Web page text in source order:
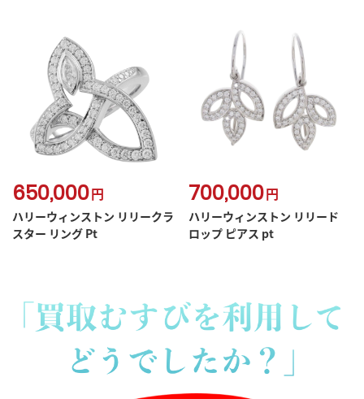
650,000円
ハリーウィンストン リリークラ
スター リング Pt
700,000円
ハリーウィンストン リリード
ロップ ピアス pt